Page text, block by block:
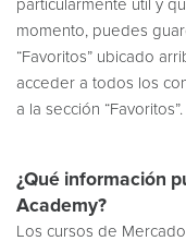
particularmente útil y
momento, puedes
“Favoritos” ubicado
acceder a todos los
a la sección “Favoritos”.
¿Qué información
Academy?
Los cursos de